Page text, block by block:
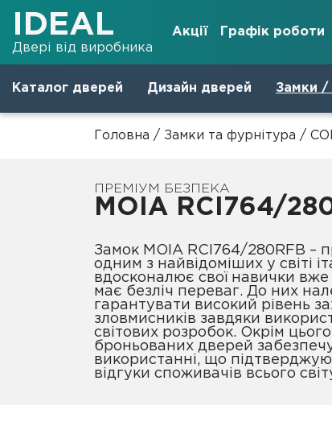
IDEAL
Двері від виробника
Акції Графік роботи
Каталог дверей Дизайн дверей Замки /
Головна / Замки та фурнітура /
ПРЕМІУМ БЕЗПЕКА
MOIA RCI764/
Замок MOIA RCI764/280RFB – продукт, виготовлений
одним з найвідоміших у світі
вдосконалює свої навички
має безліч переваг. До них
гарантувати високий рівень
зловмисників завдяки
світових розробок. Окрім
броньованих дверей
використанні, що
відгуки споживачів всього